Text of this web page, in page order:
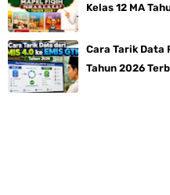
Kelas 12 MA
Cara Tarik Data
Tahun 2026